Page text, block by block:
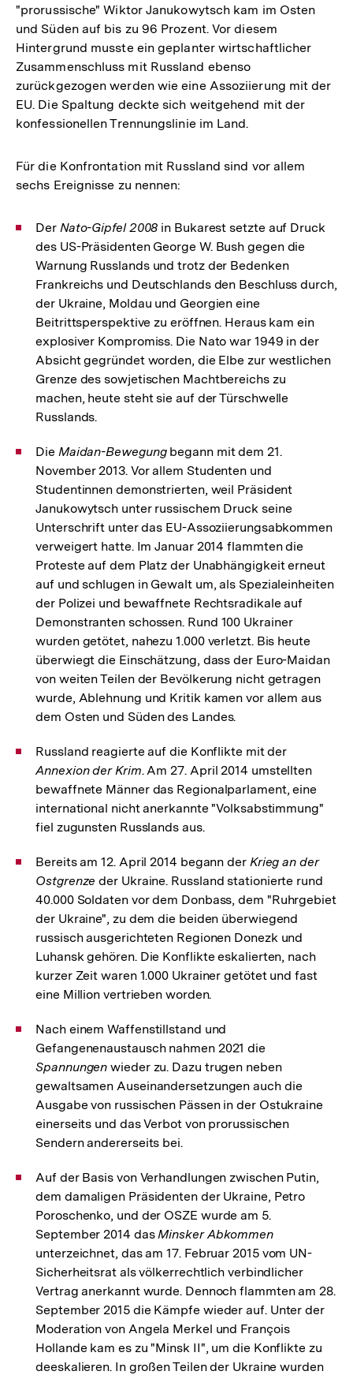
"prorussische" Wiktor Janukowytsch kam im Osten
und Süden auf bis zu 96 Prozent. Vor diesem
Hintergrund musste ein geplanter wirtschaftlicher
Zusammenschluss mit Russland ebenso
zurückgezogen werden wie eine Assoziierung mit der
EU. Die Spaltung deckte sich weitgehend mit der
konfessionellen Trennungslinie im Land.
Für die Konfrontation mit Russland sind vor allem
sechs Ereignisse zu nennen:
Der Nato-Gipfel 2008 in Bukarest setzte auf Druck
des US-Präsidenten George W. Bush gegen die
Warnung Russlands und trotz der Bedenken
Frankreichs und Deutschlands den Beschluss durch,
der Ukraine, Moldau und Georgien eine
Beitrittsperspektive zu eröffnen. Heraus kam ein
explosiver Kompromiss. Die Nato war 1949 in der
Absicht gegründet worden, die Elbe zur westlichen
Grenze des sowjetischen Machtbereichs zu
machen, heute steht sie auf der Türschwelle
Russlands.
Die Maidan-Bewegungbegann mit dem 21.
November 2013. Vor allem Studenten und
Studentinnen demonstrierten, weil Präsident
Janukowytsch unter russischem Druck seine
Unterschrift unter das EU-Assoziierungsabkommen
verweigert hatte. Im Januar 2014 flammten die
Proteste auf dem Platz der Unabhängigkeit erneut
auf und schlugen in Gewalt um, als Spezialeinheiten
der Polizei und bewaffnete Rechtsradikale auf
Demonstranten schossen. Rund 100 Ukrainer
wurden getötet, nahezu 1.000 verletzt. Bis heute
überwiegt die Einschätzung, dass der Euro-Maidan
von weiten Teilen der Bevölkerung nicht getragen
wurde, Ablehnung und Kritik kamen vor allem aus
dem Osten und Süden des Landes.
Russland reagierte auf die Konflikte mit der
Annexion der Krim. Am 27. April 2014 umstellten
bewaffnete Männer das Regionalparlament, eine
international nicht anerkannte "Volksabstimmung"
fiel zugunsten Russlands aus.
Bereits am 12. April 2014 begann der Krieg an der
Ostgrenze der Ukraine. Russland stationierte rund
40.000 Soldaten vor dem Donbass, dem "Ruhrgebiet
der Ukraine", zu dem die beiden überwiegend
russisch ausgerichteten Regionen Donezk und
Luhansk gehören. Die Konflikte eskalierten, nach
kurzer Zeit waren 1.000 Ukrainer getötet und fast
eine Million vertrieben worden.
Nach einem Waffenstillstand und
Gefangenenaustausch nahmen 2021 die
Spannungen wieder zu. Dazu trugen neben
gewaltsamen Auseinandersetzungen auch die
Ausgabe von russischen Pässen in der Ostukraine
einerseits und das Verbot von prorussischen
Sendern andererseits bei.
Auf der Basis von Verhandlungen zwischen Putin,
dem damaligen Präsidenten der Ukraine, Petro
Poroschenko, und der OSZE wurde am 5.
September 2014 das Minsker Abkommen
unterzeichnet, das am 17. Februar 2015 vom UN-
Sicherheitsrat als völkerrechtlich verbindlicher
Vertrag anerkannt wurde. Dennoch flammten am 28.
September 2015 die Kämpfe wieder auf. Unter der
Moderation von Angela Merkel und François
Hollande kam es zu "Minsk II", um die Konflikte zu
deeskalieren. In großen Teilen der Ukraine wurden